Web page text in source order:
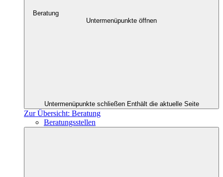
Beratung
Untermenüpunkte öffnen
Untermenüpunkte schließen Enthält die aktuelle Seite
Zur Übersicht: Beratung
Beratungsstellen